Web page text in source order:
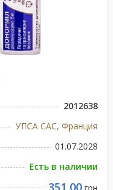
2012638
УПСА САС, Франция
01.07.2028
Есть в наличии
351,00